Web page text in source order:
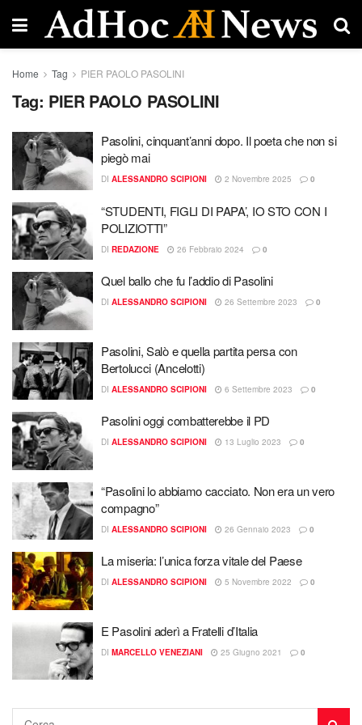
Home Tag PIER PAOLO PASOLINI
Tag: PIER PAOLO PASOLINI
Pasolini, cinquant’anni dopo. Il poeta che non si
piegò mai
DI ALESSANDRO SCIPIONI 2 Novembre 2025 0
“STUDENTI, FIGLI DI PAPA’, IO STO CON I
POLIZIOTTI”
DI REDAZIONE 26 Febbraio 2024 0
Quel ballo che fu l’addio di Pasolini
DI ALESSANDRO SCIPIONI 26 Settembre 2023 0
Pasolini, Salò e quella partita persa con
Bertolucci (Ancelotti)
DI ALESSANDRO SCIPIONI 6 Settembre 2023 0
Pasolini oggi combatterebbe il PD
DI ALESSANDRO SCIPIONI 13 Luglio 2023 0
“Pasolini lo abbiamo cacciato. Non era un vero
compagno”
DI ALESSANDRO SCIPIONI 26 Gennaio 2023 0
La miseria: l’unica forza vitale del Paese
DI ALESSANDRO SCIPIONI 5 Novembre 2022 0
E Pasolini aderì a Fratelli d’Italia
DI MARCELLO VENEZIANI 25 Giugno 2021 0